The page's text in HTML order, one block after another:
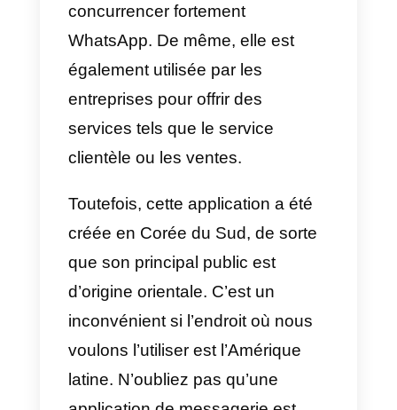
service clientèle dans une
entreprise.
Instagram Direct
réseaux sociaux les plus
populaires: avec WhatsApp, il se
partage le plus grand nombre
d’utilisateurs sur Internet. C’est
pourquoi les entreprises ont
commencé à développer des